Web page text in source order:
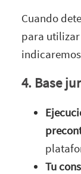
Cuando
para
4. Base
Tu